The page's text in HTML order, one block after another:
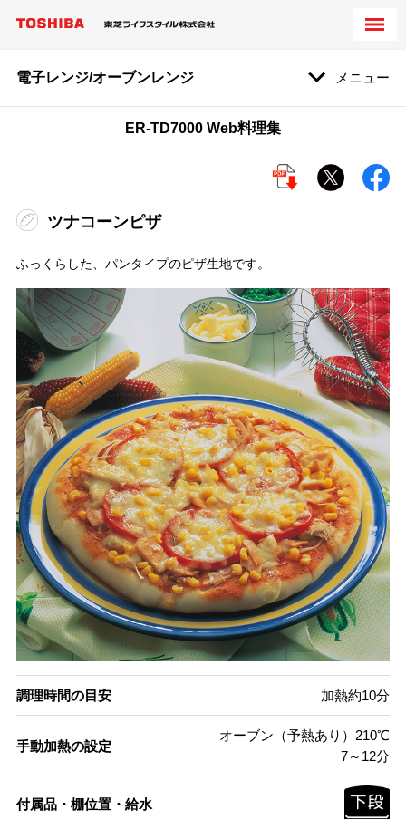
電子レンジ/オーブンレンジ メニュー
ER-TD7000 Web料理集
ツナコーンピザ
ふっくらした、パンタイプのピザ生地です。
調理時間の目安 加熱約10分
手動加熱の設定
オーブン（予熱あり）210℃
7～12分
付属品・棚位置・給水